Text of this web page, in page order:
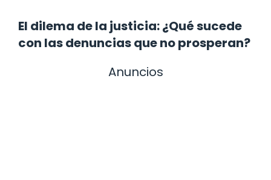
El dilema de la justicia: ¿Qué sucede
con las denuncias que no prosperan?
Anuncios